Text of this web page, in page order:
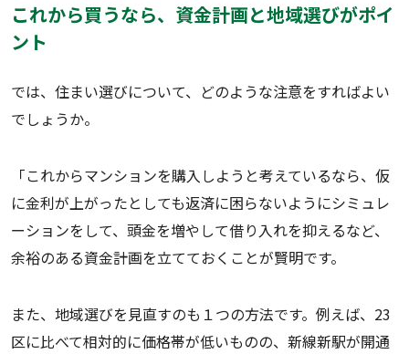
これから買うなら、資金計画と地域選びがポイ
ント
では、住まい選びについて、どのような注意をすればよい
でしょうか。
「これからマンションを購入しようと考えているなら、仮
に金利が上がったとしても返済に困らないようにシミュレ
ーションをして、頭金を増やして借り入れを抑えるなど、
余裕のある資金計画を立てておくことが賢明です。
また、地域選びを見直すのも１つの方法です。例えば、23
区に比べて相対的に価格帯が低いものの、新線新駅が開通